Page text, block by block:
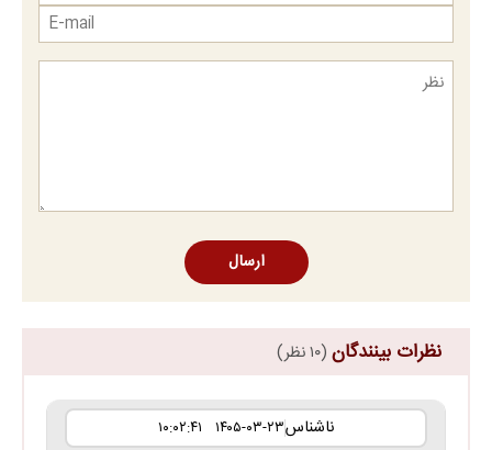
ارسال
نظرات بینندگان (۱۰ نظر)
ناشناس۱۴۰۵-۰۳-۲۳ ۱۰:۰۲:۴۱